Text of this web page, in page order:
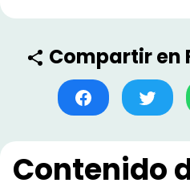
Compartir en
Contenido